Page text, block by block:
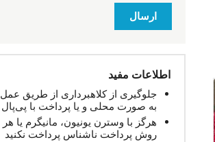
ارسال
اطلاعات مفید
جلوگیری از کلاهبرداری از طریق عمل
به صورت محلی و یا پرداخت با پی‌پال
هرگز با وسترن یونیون، مانیگرم یا هر
روش پرداخت ناشناس پرداخت نکنید